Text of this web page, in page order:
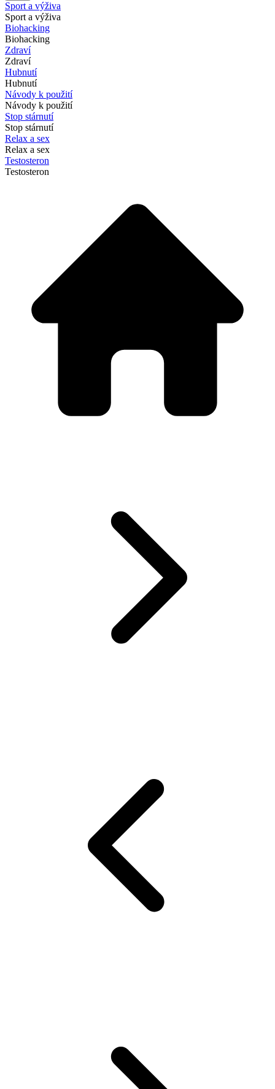
Sport a výživa
Sport a výživa
Biohacking
Biohacking
Zdraví
Zdraví
Hubnutí
Hubnutí
Návody k použití
Návody k použití
Stop stárnutí
Stop stárnutí
Relax a sex
Relax a sex
Testosteron
Testosteron